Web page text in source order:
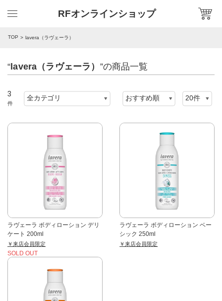
RFオンラインショップ
TOP lavera（ラヴェーラ）
“ lavera（ラヴェーラ） ”の商品一覧
3
件
ラヴェーラ ボディローション デリ
ケート 200ml
￥来店会員限定
SOLD OUT
ラヴェーラ ボディローション ベー
シック 250ml
￥来店会員限定